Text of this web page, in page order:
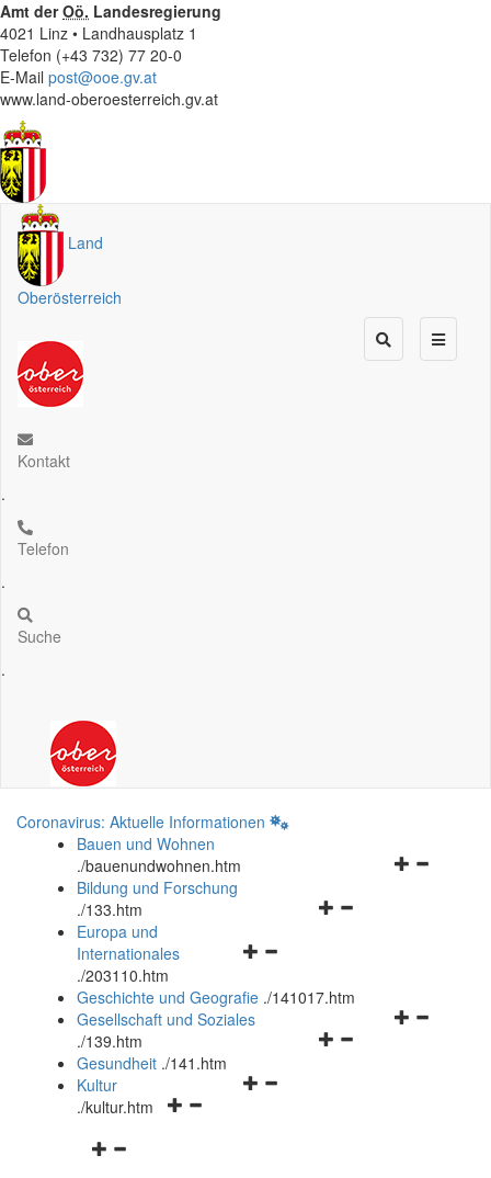
Amt derOö. Landesregierung
4021 Linz • Landhausplatz 1
Telefon (+43 732) 77 20-0
E-Mail post@ooe.gv.at
www.land-oberoesterreich.gv.at
Land
Oberösterreich
Kontakt
.
Telefon
.
Suche
.
Coronavirus: Aktuelle Informationen
Bauen und Wohnen
./bauenundwohnen.htm
Navigationsmenü
Bildung und Forschung
./133.htm
Navigationsmenü
und
schließen
Europa und
Internationales
./203110.htm
Geschichte und Geografie ./141017.htm
Navigationsmenü
Gesellschaft und Soziales
./139.htm
Navigationsmenü
Gesundheit ./141.htm
Navigationsmenü
Kultur
./kultur.htm
Navigationsmenü